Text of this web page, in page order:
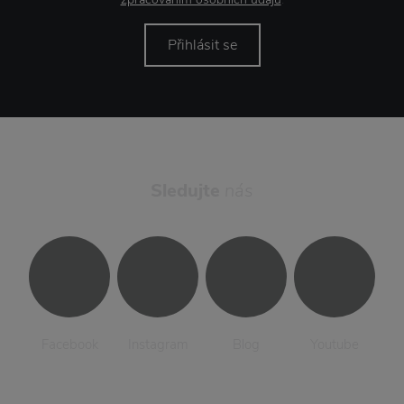
Přihlásit se